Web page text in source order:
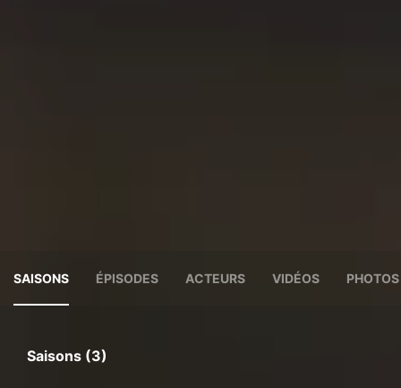
SAISONS ÉPISODES ACTEURS VIDÉOS PHOTOS
Saisons (3)